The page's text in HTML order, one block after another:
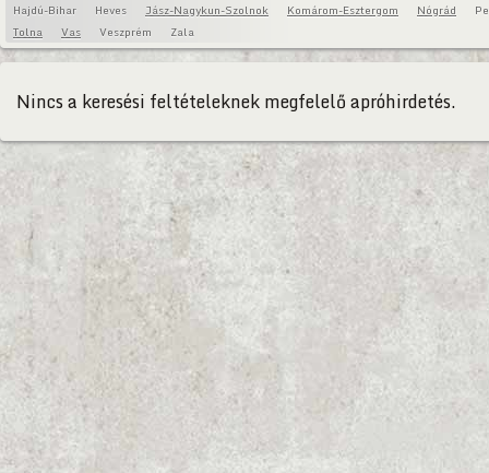
Hajdú-Bihar
Heves Jász-Nagykun-Szolnok Komárom-Esztergom Nógrád
Tolna
Vas Veszprém Zala
Nincs a keresési feltételeknek megfelelő apróhirdetés.